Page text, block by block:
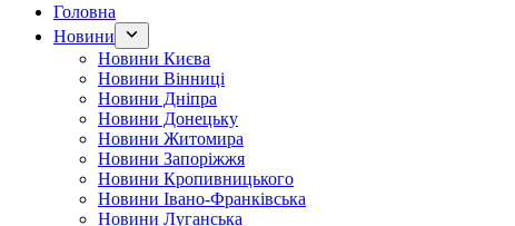
Головна
Новини
Новини Києва
Новини Вінниці
Новини Дніпра
Новини Донецьку
Новини Житомира
Новини Запоріжжя
Новини Кропивницького
Новини Івано-Франківська
Новини Луганська